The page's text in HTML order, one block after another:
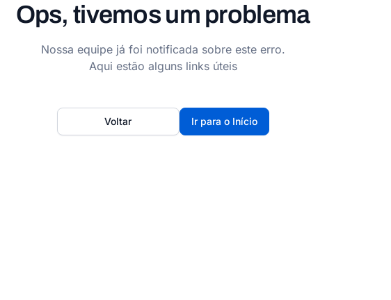
Ops, tivemos um problema
Nossa equipe já foi notificada sobre este erro.
Aqui estão alguns links úteis
Ir para o Início
Voltar